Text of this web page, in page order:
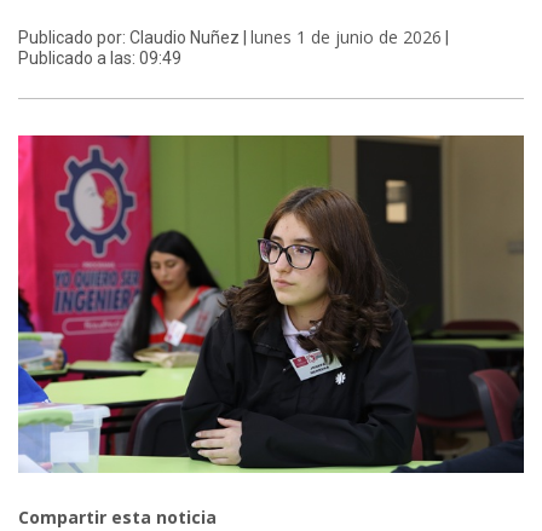
Publicado por: Claudio Nuñez | lunes 1 de junio de 2026
Publicado a las: 09:49
Compartir esta noticia